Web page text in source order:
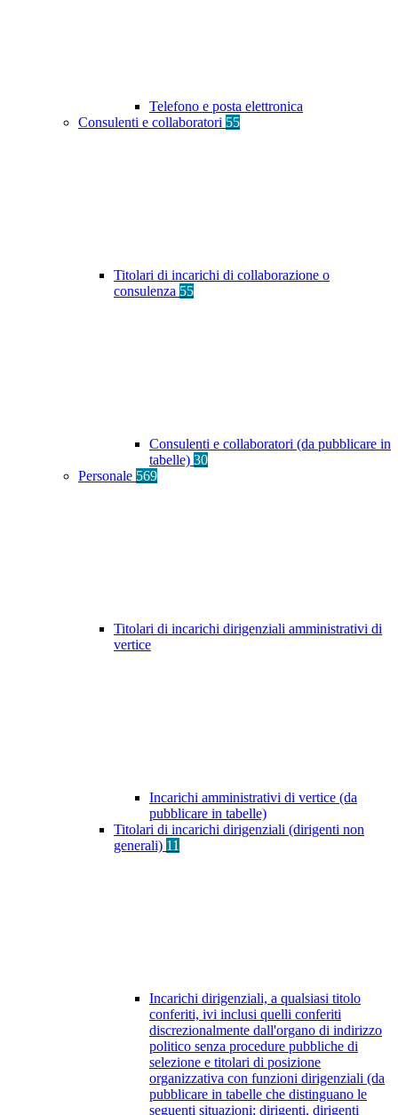
Telefono e posta elettronica
Consulenti e collaboratori 55
Titolari di incarichi di collaborazione o
consulenza 55
Consulenti e collaboratori (da pubblicare in
tabelle) 30
Personale 569
Titolari di incarichi dirigenziali amministrativi di
vertice
Incarichi amministrativi di vertice (da
pubblicare in tabelle)
Titolari di incarichi dirigenziali (dirigenti non
generali) 11
Incarichi dirigenziali, a qualsiasi titolo
conferiti, ivi inclusi quelli conferiti
discrezionalmente dall'organo di indirizzo
politico senza procedure pubbliche di
selezione e titolari di posizione
organizzativa con funzioni dirigenziali (da
pubblicare in tabelle che distinguano le
seguenti situazioni: dirigenti, dirigenti